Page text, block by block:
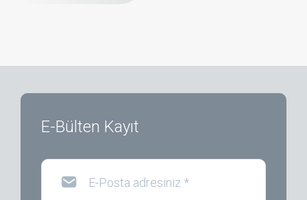
E-Bülten Kayıt
E-Posta adresiniz *